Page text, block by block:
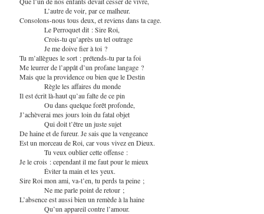
L’autre de voir, par ce malheur.
Consolons-nous tous deux, et reviens dans ta cage.
Le Perroquet dit : Sire Roi,
Crois-tu qu’après un tel outrage
Je me doive fier à toi ?
Tu m’allègues le sort : prétends-tu par ta foi
Me leurrer de l’appât d’un profane langage ?
Mais que la providence ou bien que le Destin
Règle les affaires du monde
Il est écrit là-haut qu’au faîte de ce pin
Ou dans quelque forêt profonde,
J’achèverai mes jours loin du fatal objet
Qui doit t’être un juste sujet
De haine et de fureur. Je sais que la vengeance
Est un morceau de Roi, car vous vivez en Dieux.
Tu veux oublier cette offense :
Je le crois : cependant il me faut pour le mieux
Éviter ta main et tes yeux.
Sire Roi mon ami, va-t’en, tu perds ta peine ;
Ne me parle point de retour ;
L’absence est aussi bien un remède à la haine
Qu’un appareil contre l’amour.